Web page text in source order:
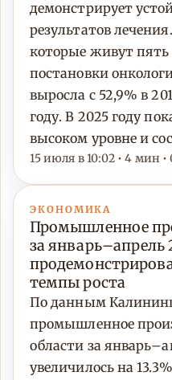
демонстрирует
результатов
которые живут пять
постановки
выросла с 52,9% в
году. В 2025 году
высоком уровне и
15 июля в 10:02 • 4 мин
ЭКОНОМИКА
Промышленное
за январь–апрель
темпы роста
По данным
промышленное
области за
увеличилось на